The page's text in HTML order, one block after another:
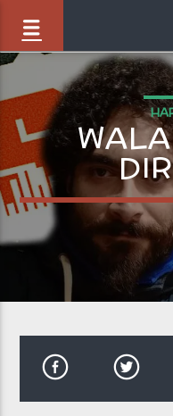
Brano in onda
Heavy Radio
The League